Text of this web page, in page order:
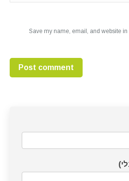
Save my name, email, and website in
Post comment